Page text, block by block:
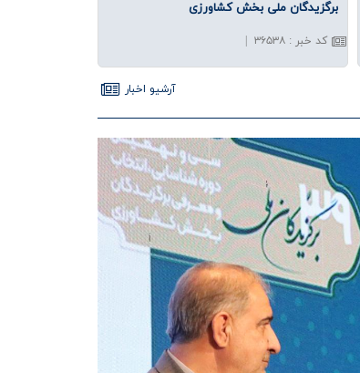
برگزیدگان ملی بخش كشاورزی
کد خبر : ۳۶۵۳۸
آرشيو اخبار